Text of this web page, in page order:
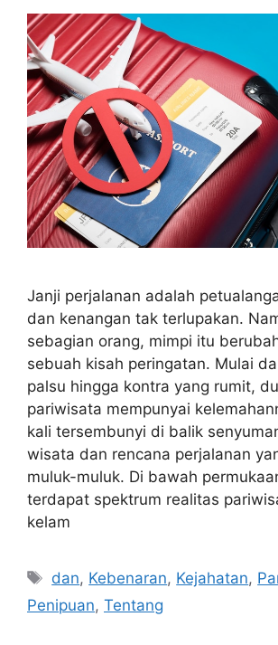
Janji perjalanan adalah
dan kenangan tak terlupakan.
sebagian orang, mimpi itu
sebuah kisah peringatan. Mulai
palsu hingga kontra yang rumit,
pariwisata mempunyai
kali tersembunyi di balik
wisata dan rencana perjalanan
muluk-muluk. Di bawah
terdapat spektrum realitas
kelam
Tags
dan, Kebenaran, Kejahatan,
Penipuan, Tentang